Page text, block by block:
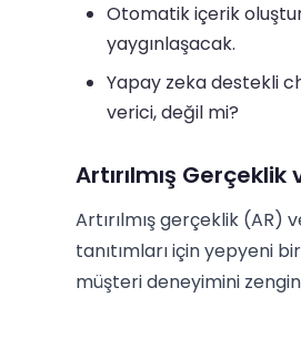
Otomatik içerik
yaygınlaşacak.
Yapay zeka destekli
verici, değil mi?
Artırılmış
Artırılmış gerçeklik (AR)
tanıtımları için yepyeni
müşteri deneyimini